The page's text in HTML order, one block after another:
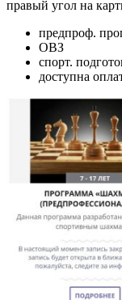
правый угол на
предпроф.
ОВЗ
спорт.
доступна